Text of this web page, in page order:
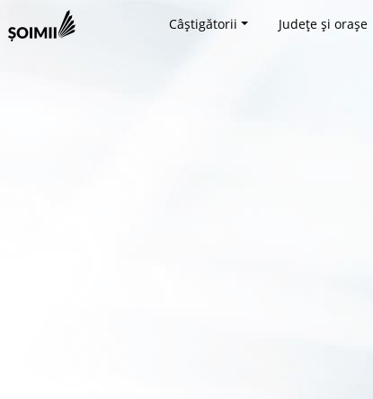
Câștigătorii Județe și orașe